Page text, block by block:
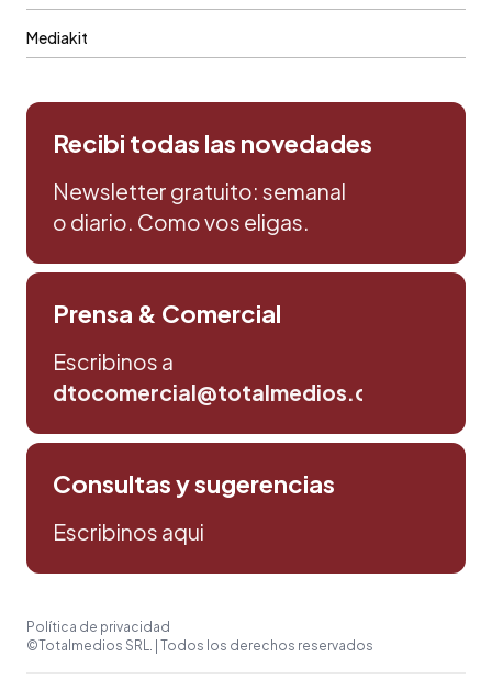
Mediakit
Recibi todas las novedades
Newsletter gratuito: semanal
o diario. Como vos eligas.
Prensa & Comercial
Escribinos a
dtocomercial@totalmedios.com
Consultas y sugerencias
Escribinos aqui
Política de privacidad
©Totalmedios SRL. | Todos los derechos reservados